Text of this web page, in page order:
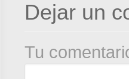
Dejar un
Tu